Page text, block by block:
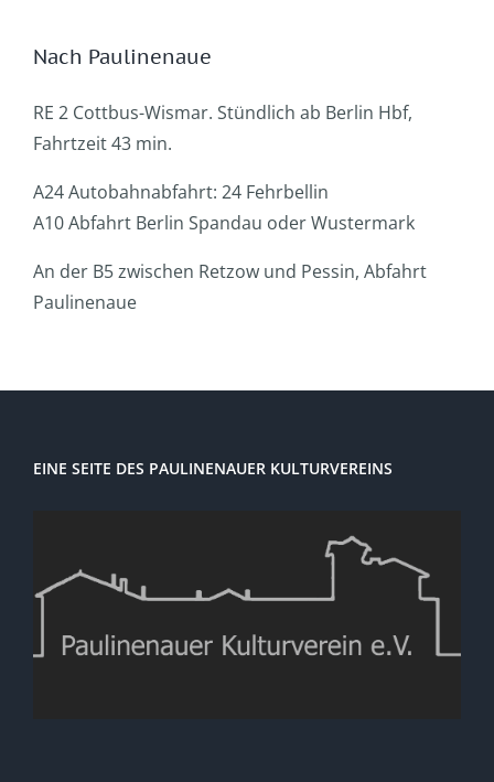
Nach Paulinenaue
RE 2 Cottbus-Wismar. Stündlich ab Berlin Hbf,
Fahrtzeit 43 min.
A24 Autobahnabfahrt: 24 Fehrbellin
A10 Abfahrt Berlin Spandau oder Wustermark
An der B5 zwischen Retzow und Pessin, Abfahrt
Paulinenaue
EINE SEITE DES PAULINENAUER KULTURVEREINS